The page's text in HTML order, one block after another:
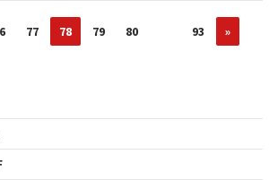
77 78 79 80 93 »